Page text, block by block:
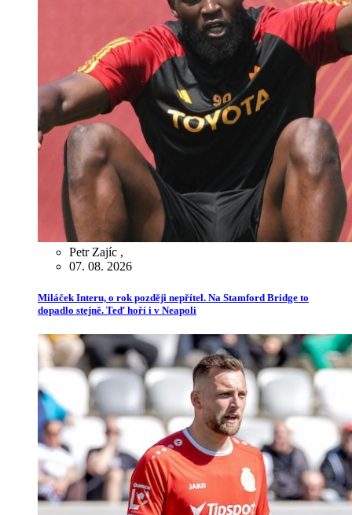
Petr Zajíc ,
07. 08. 2026
Miláček Interu, o rok později nepřítel. Na Stamford Bridge to
dopadlo stejně. Teď hoří i v Neapoli